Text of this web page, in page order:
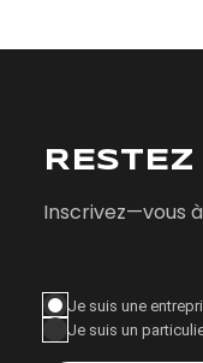
Inscrivez—vous
Je suis une
Je suis un